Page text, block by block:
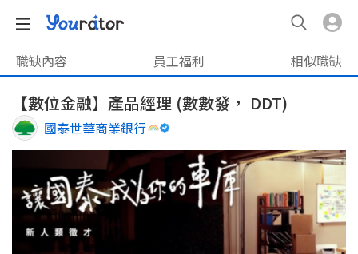
職缺內容 員工福利 相似職缺
【數位金融】產品經理 (數數發， DDT)
國泰世華商業銀行